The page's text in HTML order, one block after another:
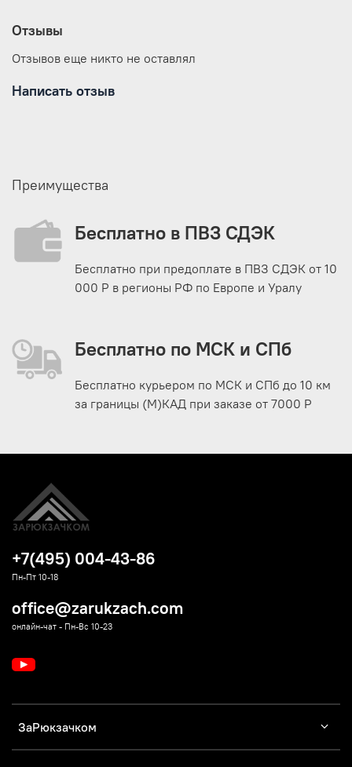
Отзывы
Отзывов еще никто не оставлял
Написать отзыв
Преимущества
Бесплатно в ПВЗ СДЭК
Бесплатно при предоплате в ПВЗ СДЭК от 10
000 Р в регионы РФ по Европе и Уралу
Бесплатно по МСК и СПб
Бесплатно курьером по МСК и СПб до 10 км
за границы (М)КАД при заказе от 7000 Р
ЗаРюкзачком
+7(495) 004-43-86
Пн-Пт 10-18
office@zarukzach.com
онлайн-чат - Пн-Вс 10-23